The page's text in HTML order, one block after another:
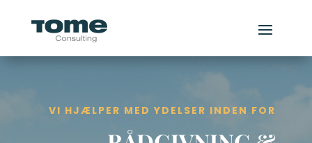
VI HJÆLPER MED YDELSER INDEN FOR